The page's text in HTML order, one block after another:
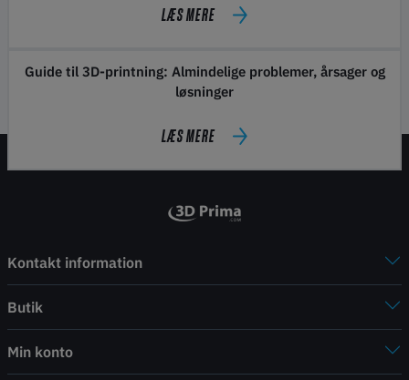
LÆS MERE
Guide til 3D-printning: Almindelige problemer, årsager og
løsninger
LÆS MERE
Kontakt information
Butik
Min konto